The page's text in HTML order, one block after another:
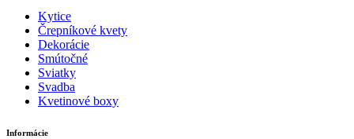
Kytice
Črepníkové kvety
Dekorácie
Smútočné
Sviatky
Svadba
Kvetinové boxy
Informácie